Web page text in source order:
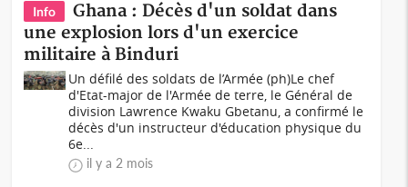
Info
Ghana : Décès d'un soldat dans
une explosion lors d'un exercice
militaire à Binduri
Un défilé des soldats de l’Armée (ph)Le chef
d'Etat-major de l'Armée de terre, le Général de
division Lawrence Kwaku Gbetanu, a confirmé le
décès d'un instructeur d'éducation physique du
6e...
il y a 2 mois